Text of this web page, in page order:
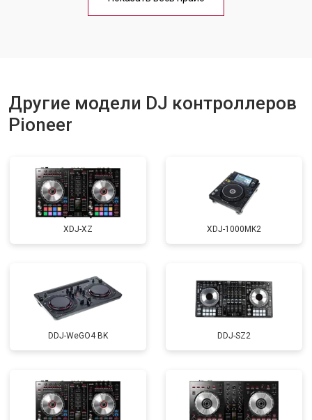
Другие модели DJ контроллеров
Pioneer
XDJ-XZ XDJ-1000MK2
DDJ-WeGO4 BK DDJ-SZ2